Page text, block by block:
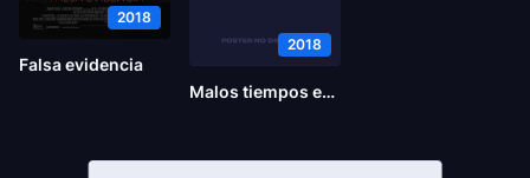
2018
Falsa evidencia
2018
Malos tiempos en El Royale